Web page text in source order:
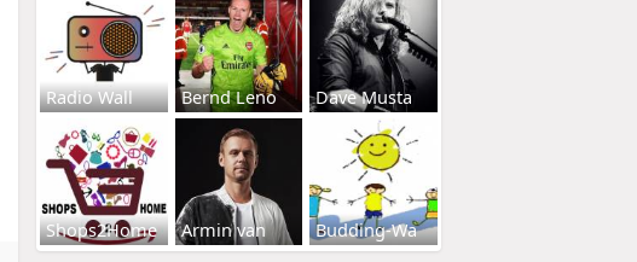
Radio Wall Bernd Leno Dave Musta
Shops2Home Armin van Budding-Wa